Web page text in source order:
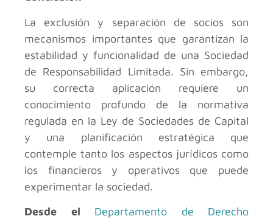
La exclusión y separación de socios son
mecanismos importantes que garantizan la
estabilidad y funcionalidad de una Sociedad
de Responsabilidad Limitada. Sin embargo,
su correcta aplicación requiere un
conocimiento profundo de la normativa
regulada en la Ley de Sociedades de Capital
y una planificación estratégica que
contemple tanto los aspectos jurídicos como
los financieros y operativos que puede
experimentar la sociedad.
Desde el Departamento de Derecho